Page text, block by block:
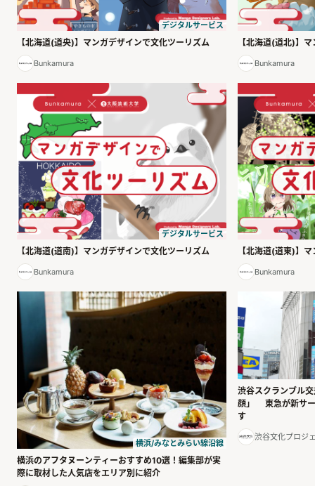
デジタルサービス
【北海道(道央)】マンガデザインで文化ツーリズム
Bunkamura
【北海道(道北)】
Bunkamura
デジタルサービス
【北海道(道南)】マンガデザインで文化ツーリズム
Bunkamura
【北海道(道東)】
Bunkamura
横浜/みなとみらい線沿線
横浜のアフタヌーンティーおすすめ10選！編集部が実
際に取材した人気店をエリア別に紹介
渋谷スクランブル
顔」 東急が新サ
す
渋谷文化プロジ